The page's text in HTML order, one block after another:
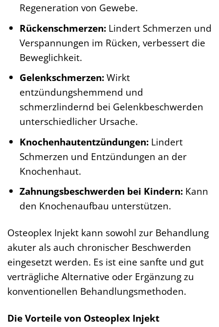
Regeneration von Gewebe.
Rückenschmerzen:Lindert Schmerzen und
Verspannungen im Rücken, verbessert die
Beweglichkeit.
Gelenkschmerzen:Wirkt
entzündungshemmend und
schmerzlindernd bei Gelenkbeschwerden
unterschiedlicher Ursache.
Knochenhautentzündungen:Lindert
Schmerzen und Entzündungen an der
Knochenhaut.
Zahnungsbeschwerden bei Kindern:Kann
den Knochenaufbau unterstützen.
Osteoplex Injekt kann sowohl zur Behandlung
akuter als auch chronischer Beschwerden
eingesetzt werden. Es ist eine sanfte und gut
verträgliche Alternative oder Ergänzung zu
konventionellen Behandlungsmethoden.
Die Vorteile von Osteoplex Injekt